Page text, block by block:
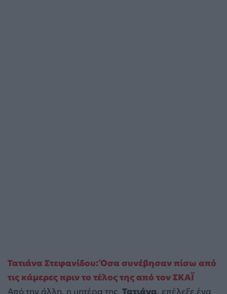
Τατιάνα Στεφανίδου: Όσα συνέβησαν πίσω από
τις κάμερες πριν το τέλος της από τον ΣΚΑΪ
Από την άλλη, η μητέρα της, Τατιάνα, επέλεξε ένα